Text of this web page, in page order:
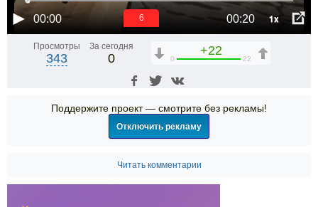
00:00 00:20 1x
6
Просмотры
343
За сегодня
0
+22
0 22
Поддержите проект — смотрите без рекламы!
Отключить рекламу
Читать комментарии